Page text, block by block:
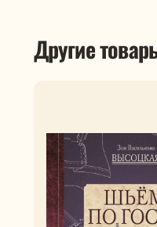
Другие